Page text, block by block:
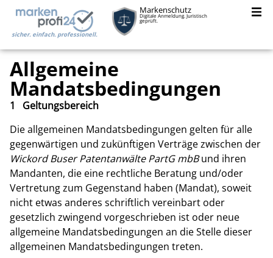
sicher. einfach. professionell.
Markenschutz
Digitale Anmeldung. Juristisch
geprüft.
Allgemeine
Mandatsbedingungen
1 Geltungsbereich
Die allgemeinen Mandatsbedingungen gelten für alle
gegenwärtigen und zukünftigen Verträge zwischen der
Wickord Buser Patentanwälte PartG mbBund ihren
Mandanten, die eine rechtliche Beratung und/oder
Vertretung zum Gegenstand haben (Mandat), soweit
nicht etwas anderes schriftlich vereinbart oder
gesetzlich zwingend vorgeschrieben ist oder neue
allgemeine Mandatsbedingungen an die Stelle dieser
allgemeinen Mandatsbedingungen treten.